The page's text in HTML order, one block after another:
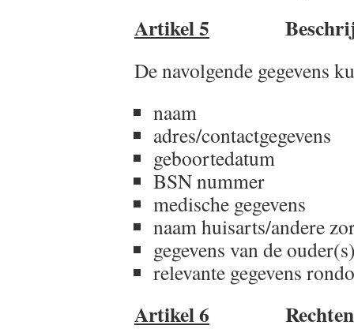
Artikel 5
De navolgende gegevens
naam
adres/contactgegevens
geboortedatum
BSN nummer
medische gegevens
naam huisarts/andere
gegevens van de
relevante gegevens
Artikel 6 Rechten